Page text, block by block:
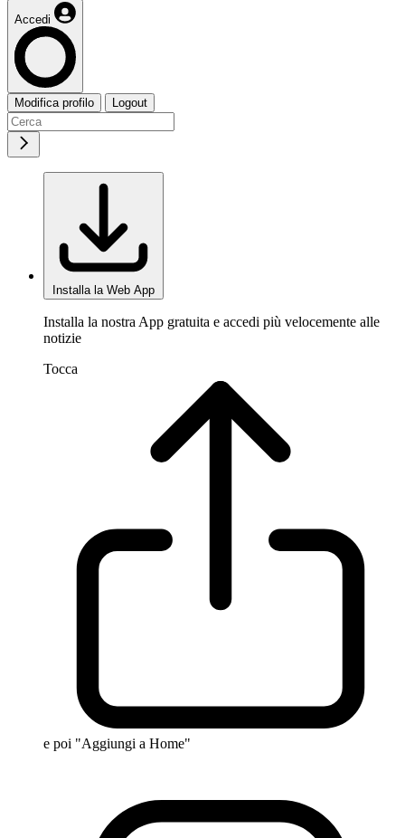
Accedi
Modifica profilo Logout
Installa la Web App
Installa la nostra App gratuita e accedi più velocemente alle
notizie
Tocca
e poi "Aggiungi a Home"